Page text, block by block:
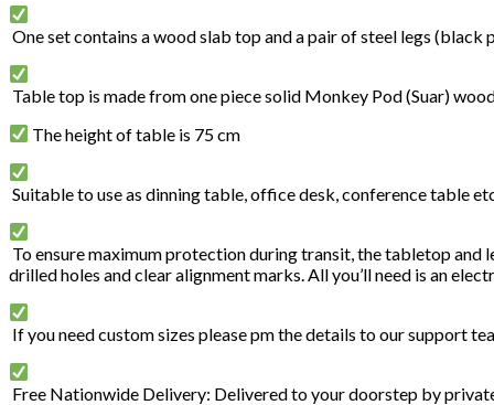
One set contains a wood slab top and a pair of steel legs (black
Table top is made from one piece solid Monkey Pod (Suar)
The height of table is 75 cm
Suitable to use as dinning table, office desk, conference table
To ensure maximum protection during transit, the tabletop and
drilled holes and clear alignment marks. All you’ll need is an
If you need custom sizes please pm the details to our support
Free Nationwide Delivery: Delivered to your doorstep by